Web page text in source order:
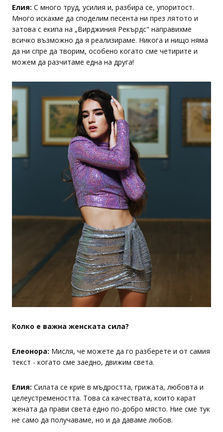
Елия: С много труд, усилия и, разбира се, упоритост.
Много искахме да споделим песента ни през лятото и
затова с екипа на „Вирджиния Рекърдс" направихме
всичко възможно да я реализираме. Никога и нищо няма
да ни спре да творим, особено когато сме четирите и
можем да разчитаме една на друга!
Колко е важна женската сила?
Елеонора: Мисля, че можете да го разберете и от самия
текст - когато сме заедно, движим света.
Елия: Силата се крие в мъдростта, грижата, любовта и
целеустремеността. Това са качествата, които карат
жената да прави света едно по-добро място. Ние сме тук
не само да получаваме, но и да даваме любов.